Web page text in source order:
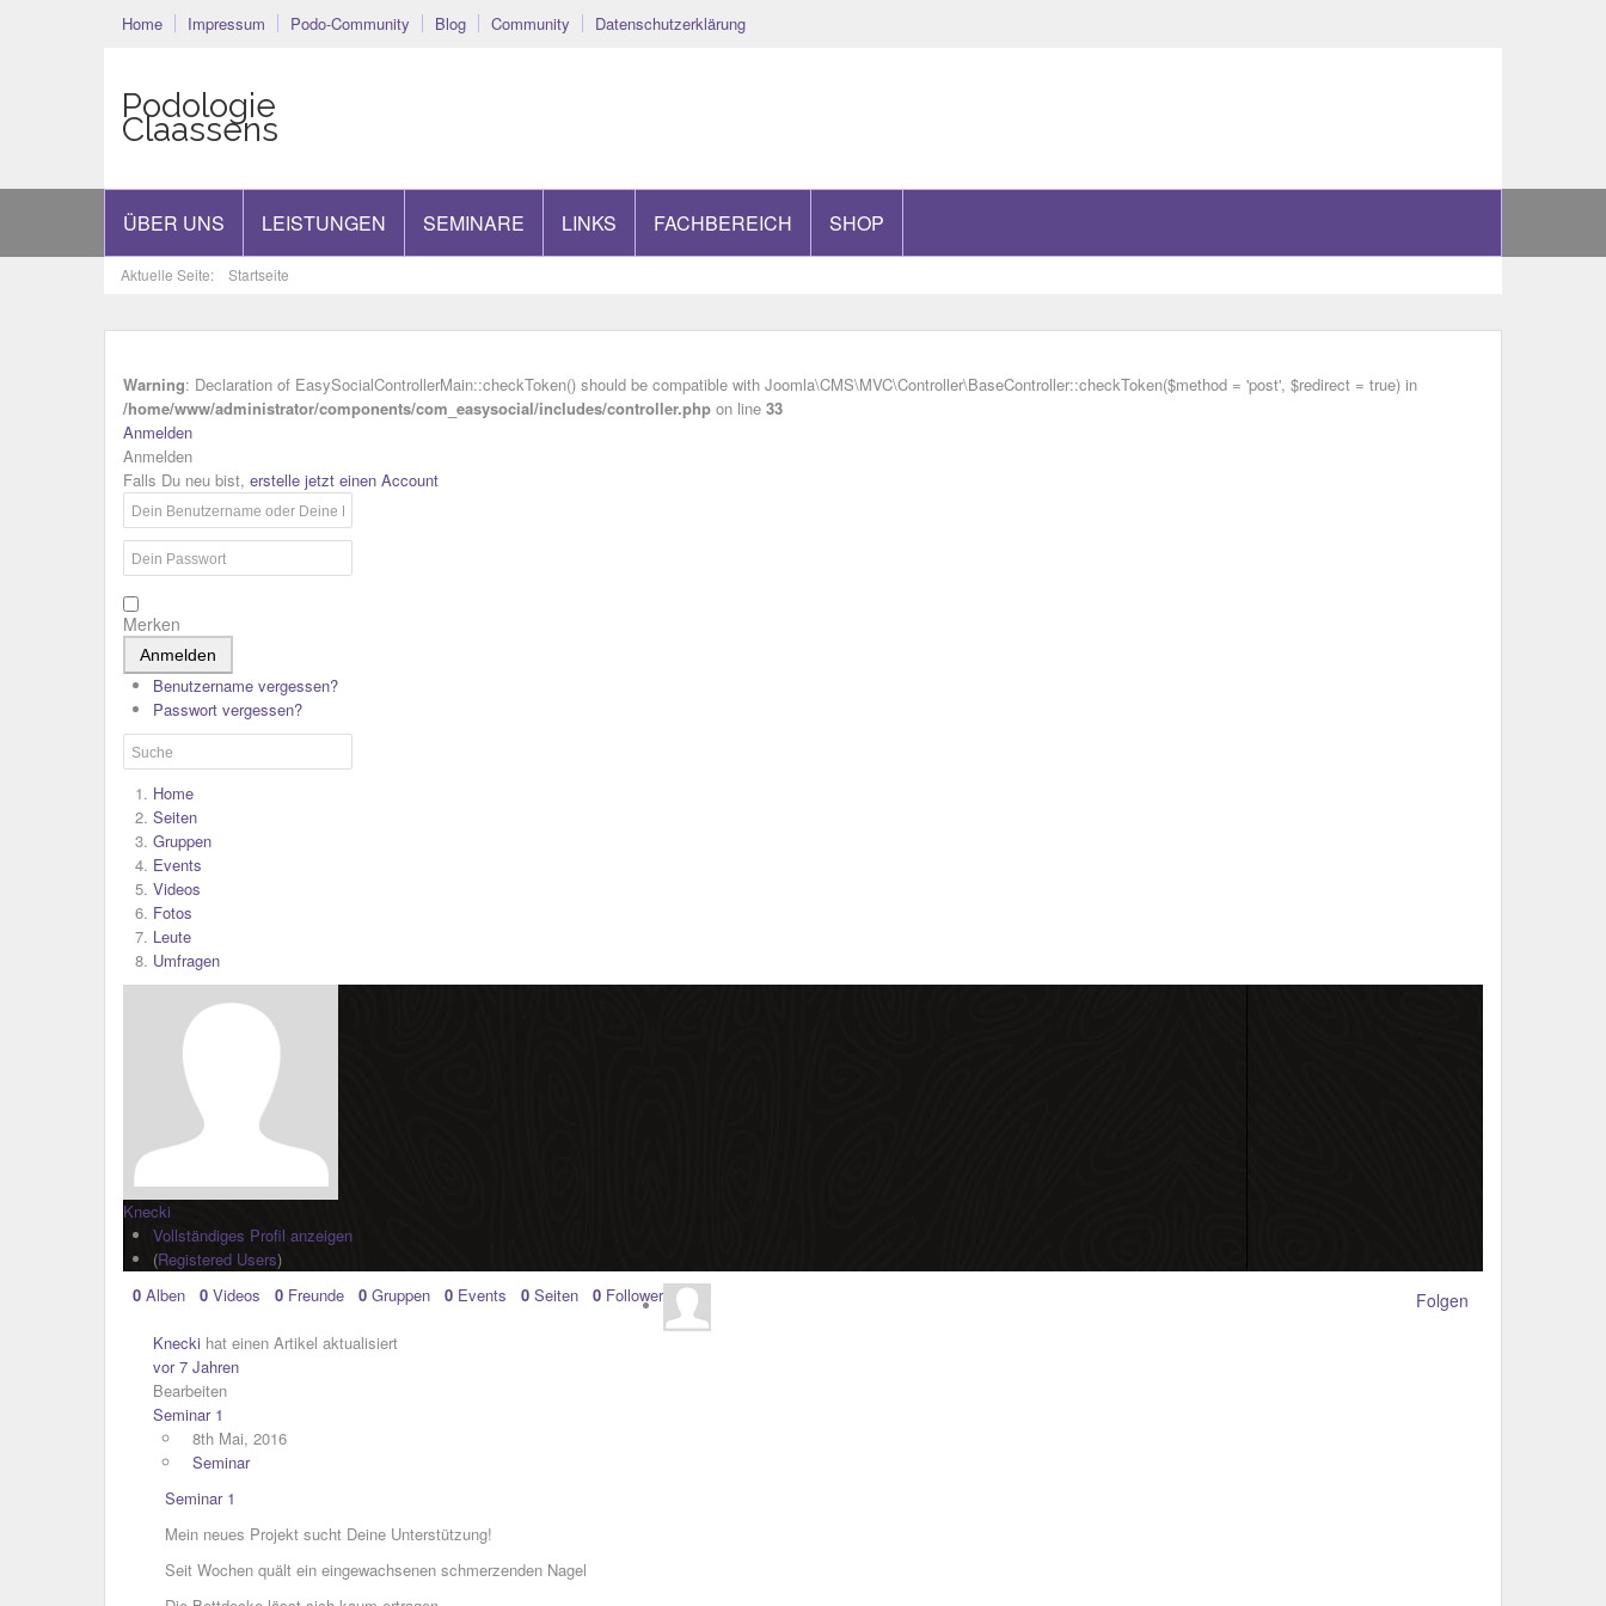
Home Impressum Podo-Community Blog Community Datenschutzerklärung
Podologie
Claassens
ÜBER UNS LEISTUNGEN SEMINARE LINKS FACHBEREICH SHOP
Aktuelle Seite: Startseite
Warning: Declaration of EasySocialControllerMain::checkToken() should be compatible with Joomla\CMS\MVC\Controller\BaseController::checkToken($method = 'post', $redirect = true) in
/home/www/administrator/components/com_easysocial/includes/controller.php on line 33
Anmelden
Anmelden
Falls Du neu bist, erstelle jetzt einen Account
Merken
Anmelden
Benutzername vergessen?
Passwort vergessen?
Home
Seiten
Gruppen
Events
Videos
Fotos
Leute
Umfragen
Knecki
Vollständiges Profil anzeigen
(Registered Users)
0 Alben 0 Videos 0 Freunde 0 Gruppen 0 Events 0 Seiten 0 Follower Folgen
Knecki hat einen Artikel aktualisiert
vor 7 Jahren
Bearbeiten
Seminar 1
8th Mai, 2016
Seminar
Seminar 1
Mein neues Projekt sucht Deine Unterstützung!
Seit Wochen quält ein eingewachsenen schmerzenden Nagel